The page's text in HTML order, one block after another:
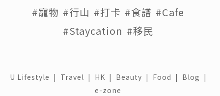
#寵物 #行山 #打卡 #食譜 #Cafe
#Staycation #移民
U Lifestyle | Travel | HK | Beauty | Food | Blog |
e-zone